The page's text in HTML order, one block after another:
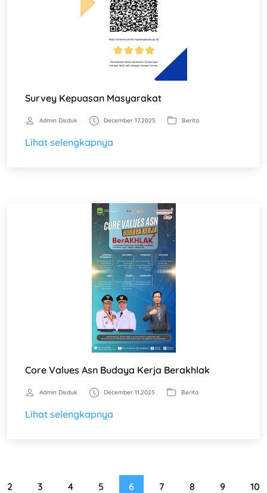
Survey Kepuasan Masyarakat
Admin Disduk December 17,2025 Berita
Lihat selengkapnya
Core Values Asn Budaya Kerja Berakhlak
Admin Disduk December 11,2025 Berita
Lihat selengkapnya
2 3 4 5 6 7 8 9 10